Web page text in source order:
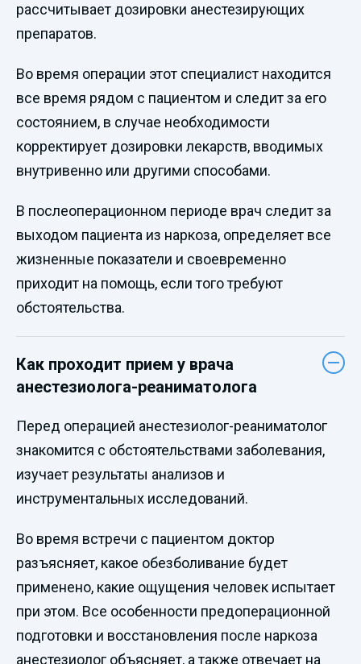
рассчитывает дозировки анестезирующих
препаратов.
Во время операции этот специалист находится
все время рядом с пациентом и следит за его
состоянием, в случае необходимости
корректирует дозировки лекарств, вводимых
внутривенно или другими способами.
В послеоперационном периоде врач следит за
выходом пациента из наркоза, определяет все
жизненные показатели и своевременно
приходит на помощь, если того требуют
обстоятельства.
Как проходит прием у врача
анестезиолога-реаниматолога
Перед операцией анестезиолог-реаниматолог
знакомится с обстоятельствами заболевания,
изучает результаты анализов и
инструментальных исследований.
Во время встречи с пациентом доктор
разъясняет, какое обезболивание будет
применено, какие ощущения человек испытает
при этом. Все особенности предоперационной
подготовки и восстановления после наркоза
анестезиолог объясняет, а также отвечает на